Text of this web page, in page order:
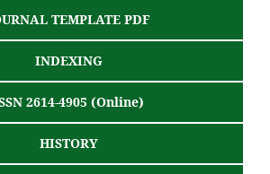
TEMPLATE PDF
INDEXING
2614-4905 (Online)
HISTORY